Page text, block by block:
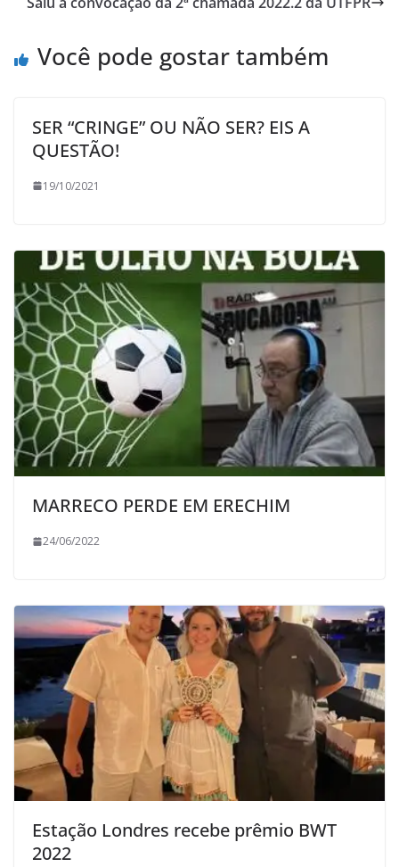
Você pode gostar também
SER “CRINGE” OU NÃO SER? EIS A
QUESTÃO!
19/10/2021
MARRECO PERDE EM ERECHIM
24/06/2022
Estação Londres recebe prêmio BWT
2022